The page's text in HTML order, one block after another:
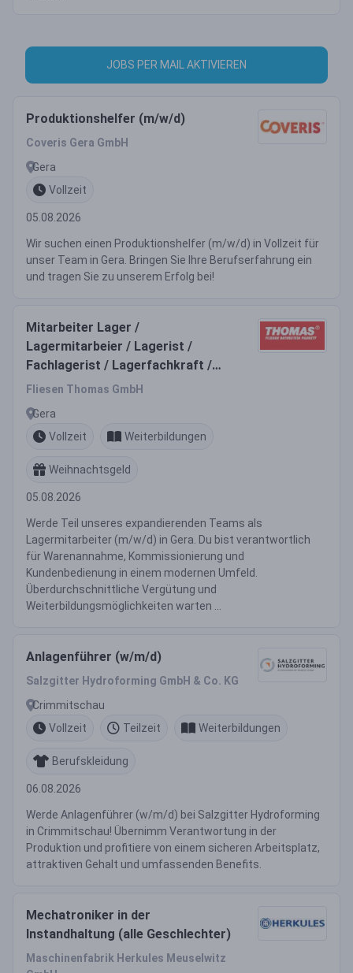
JOBS PER MAIL AKTIVIEREN
Produktionshelfer (m/w/d)
Coveris Gera GmbH
Gera
Vollzeit
05.08.2026
Wir suchen einen Produktionshelfer (m/w/d) in Vollzeit für
unser Team in Gera. Bringen Sie Ihre Berufserfahrung ein
und tragen Sie zu unserem Erfolg bei!
Mitarbeiter Lager /
Lagermitarbeier / Lagerist /
Fachlagerist / Lagerfachkraft /
Fachkraft für Lagerlogistik
Fliesen Thomas GmbH
Gera
Vollzeit
Weiterbildungen
Weihnachtsgeld
05.08.2026
Werde Teil unseres expandierenden Teams als
Lagermitarbeiter (m/w/d) in Gera. Du bist verantwortlich
für Warenannahme, Kommissionierung und
Kundenbedienung in einem modernen Umfeld.
Überdurchschnittliche Vergütung und
Weiterbildungsmöglichkeiten warten ...
Anlagenführer (w/m/d)
Salzgitter Hydroforming GmbH & Co. KG
Crimmitschau
Vollzeit
Teilzeit Weiterbildungen
Berufskleidung
06.08.2026
Werde Anlagenführer (w/m/d) bei Salzgitter Hydroforming
in Crimmitschau! Übernimm Verantwortung in der
Produktion und profitiere von einem sicheren Arbeitsplatz,
attraktiven Gehalt und umfassenden Benefits.
Mechatroniker in der
Instandhaltung (alle Geschlechter)
Maschinenfabrik Herkules Meuselwitz